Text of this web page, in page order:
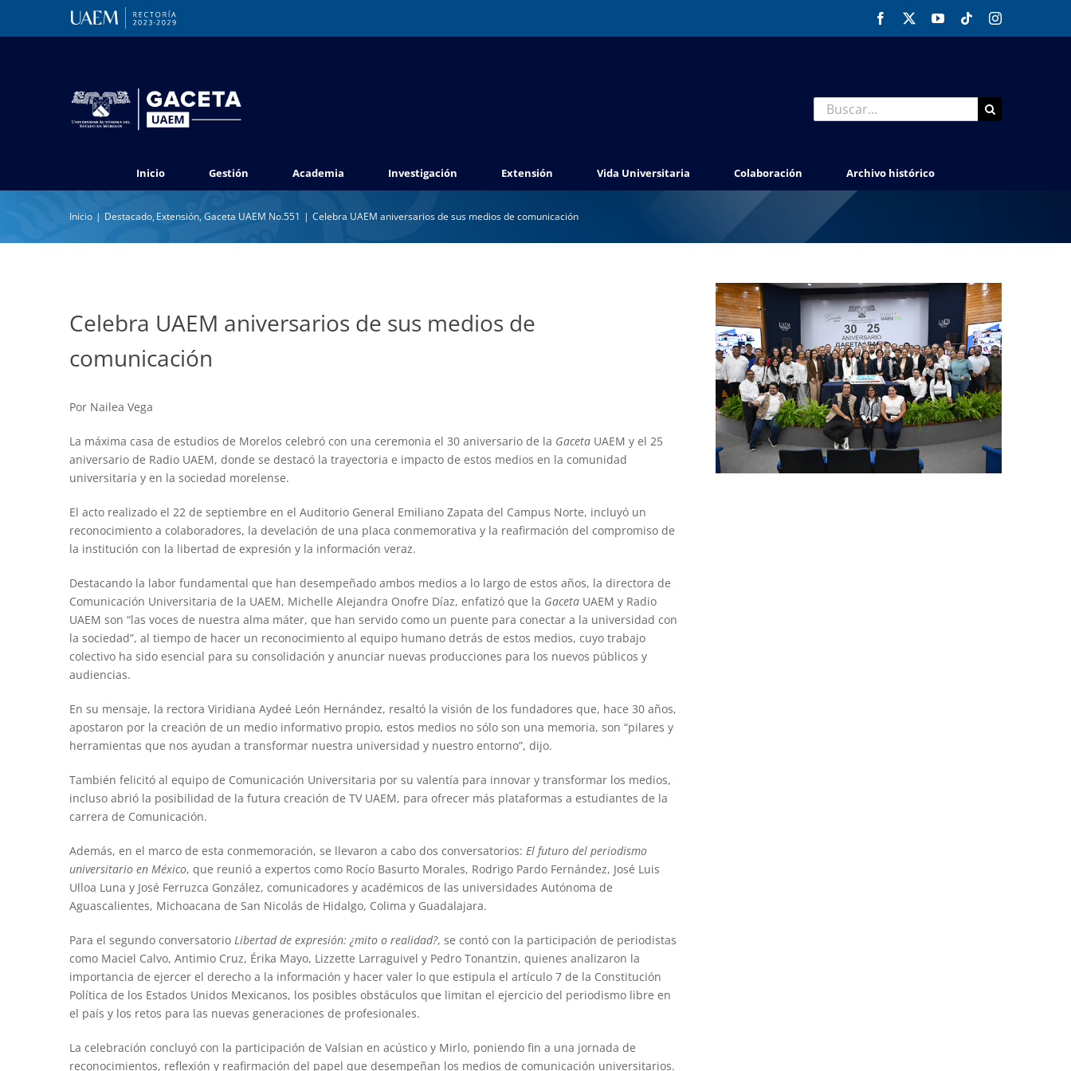
Facebook YouTubeTiktokInstagram
Buscar:
Inicio Gestión Academia Investigación Extensión Vida Universitaria Colaboración Archivo histórico
Inicio Destacado Extensión Gaceta UAEM No.551 Celebra UAEM aniversarios de sus medios de comunicación
Celebra UAEM aniversarios de sus medios de
comunicación
Por Nailea Vega
La máxima casa de estudios de Morelos celebró con una ceremonia el 30 aniversario de la GacetaUAEM y el 25
aniversario de Radio UAEM, donde se destacó la trayectoria e impacto de estos medios en la comunidad
universitaria y en la sociedad morelense.
El acto realizado el 22 de septiembre en el Auditorio General Emiliano Zapata del Campus Norte, incluyó un
reconocimiento a colaboradores, la develación de una placa conmemorativa y la reafirmación del compromiso de
la institución con la libertad de expresión y la información veraz.
Destacando la labor fundamental que han desempeñado ambos medios a lo largo de estos años, la directora de
Comunicación Universitaria de la UAEM, Michelle Alejandra Onofre Díaz, enfatizó que la GacetaUAEM y Radio
UAEM son “las voces de nuestra alma máter, que han servido como un puente para conectar a la universidad con
la sociedad”, al tiempo de hacer un reconocimiento al equipo humano detrás de estos medios, cuyo trabajo
colectivo ha sido esencial para su consolidación y anunciar nuevas producciones para los nuevos públicos y
audiencias.
En su mensaje, la rectora Viridiana Aydeé León Hernández, resaltó la visión de los fundadores que, hace 30 años,
apostaron por la creación de un medio informativo propio, estos medios no sólo son una memoria, son “pilares y
herramientas que nos ayudan a transformar nuestra universidad y nuestro entorno”, dijo.
También felicitó al equipo de Comunicación Universitaria por su valentía para innovar y transformar los medios,
incluso abrió la posibilidad de la futura creación de TV UAEM, para ofrecer más plataformas a estudiantes de la
carrera de Comunicación.
Además, en el marco de esta conmemoración, se llevaron a cabo dos conversatorios: El futuro del periodismo
universitario en México, que reunió a expertos como Rocío Basurto Morales, Rodrigo Pardo Fernández, José Luis
Ulloa Luna y José Ferruzca González, comunicadores y académicos de las universidades Autónoma de
Aguascalientes, Michoacana de San Nicolás de Hidalgo, Colima y Guadalajara.
Para el segundo conversatorio Libertad de expresión: ¿mito o realidad?, se contó con la participación de periodistas
como Maciel Calvo, Antimio Cruz, Érika Mayo, Lizzette Larraguivel y Pedro Tonantzin, quienes analizaron la
importancia de ejercer el derecho a la información y hacer valer lo que estipula el artículo 7 de la Constitución
Política de los Estados Unidos Mexicanos, los posibles obstáculos que limitan el ejercicio del periodismo libre en
el país y los retos para las nuevas generaciones de profesionales.
La celebración concluyó con la participación de Valsian en acústico y Mirlo, poniendo fin a una jornada de
reconocimientos, reflexión y reafirmación del papel que desempeñan los medios de comunicación universitarios.